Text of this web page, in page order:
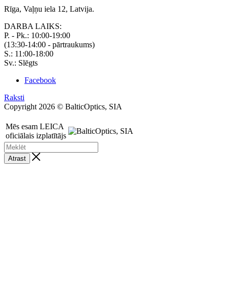
Rīga, Vaļņu iela 12, Latvija.
DARBA LAIKS:
P. - Pk.: 10:00-19:00
(13:30-14:00 - pārtraukums)
S.: 11:00-18:00
Sv.: Slēgts
Facebook
Raksti
Copyright 2026 © BalticOptics, SIA
Mēs esam LEICA
oficiālais izplatītājs
Atrast